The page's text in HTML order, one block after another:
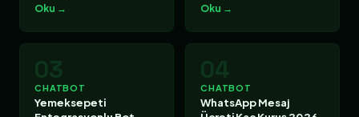
Oku → Oku →
03
CHATBOT
Yemeksepeti
04
CHATBOT
WhatsApp Mesaj